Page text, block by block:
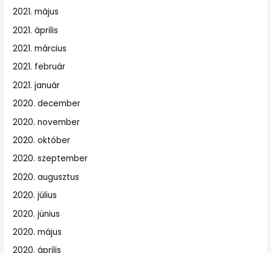
2021. május
2021. április
2021. március
2021. február
2021. január
2020. december
2020. november
2020. október
2020. szeptember
2020. augusztus
2020. július
2020. június
2020. május
2020. április